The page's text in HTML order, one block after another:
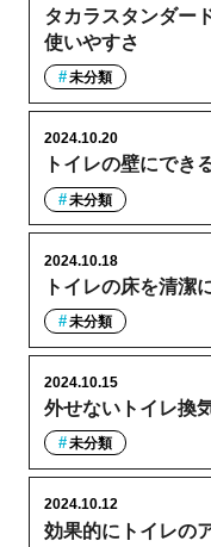
タカラスタンダー
使いやすさ
未分類
トイレの壁にでき
2024.10.20
未分類
トイレの床を清潔
2024.10.18
未分類
外せないトイレ換
2024.10.15
未分類
効果的にトイレの
2024.10.12